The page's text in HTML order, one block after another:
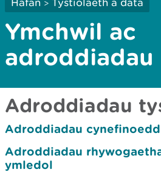
Hafan > Tystiolaeth a data
Ymchwil ac
adroddiadau
Adroddiadau
Adroddiadau cynefinoedd
Adroddiadau
ymledol